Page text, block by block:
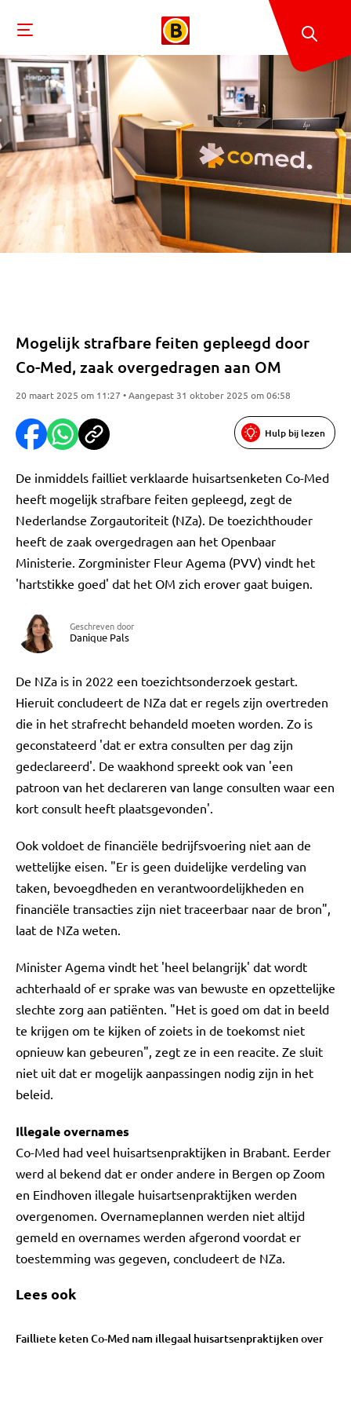
Mogelijk strafbare feiten gepleegd door
Co-Med, zaak overgedragen aan OM
20 maart 2025 om 11:27 • Aangepast 31 oktober 2025 om 06:58
Hulp bij lezen
De inmiddels failliet verklaarde huisartsenketen Co-Med
heeft mogelijk strafbare feiten gepleegd, zegt de
Nederlandse Zorgautoriteit (NZa). De toezichthouder
heeft de zaak overgedragen aan het Openbaar
Ministerie. Zorgminister Fleur Agema (PVV) vindt het
'hartstikke goed' dat het OM zich erover gaat buigen.
Geschreven door
Danique Pals
De NZa is in 2022 een toezichtsonderzoek gestart.
Hieruit concludeert de NZa dat er regels zijn overtreden
die in het strafrecht behandeld moeten worden. Zo is
geconstateerd 'dat er extra consulten per dag zijn
gedeclareerd'. De waakhond spreekt ook van 'een
patroon van het declareren van lange consulten waar een
kort consult heeft plaatsgevonden'.
Ook voldoet de financiële bedrijfsvoering niet aan de
wettelijke eisen. "Er is geen duidelijke verdeling van
taken, bevoegdheden en verantwoordelijkheden en
financiële transacties zijn niet traceerbaar naar de bron",
laat de NZa weten.
Minister Agema vindt het 'heel belangrijk' dat wordt
achterhaald of er sprake was van bewuste en opzettelijke
slechte zorg aan patiënten. "Het is goed om dat in beeld
te krijgen om te kijken of zoiets in de toekomst niet
opnieuw kan gebeuren", zegt ze in een reacite. Ze sluit
niet uit dat er mogelijk aanpassingen nodig zijn in het
beleid.
Illegale overnames
Co-Med had veel huisartsenpraktijken in Brabant. Eerder
werd al bekend dat er onder andere in Bergen op Zoom
en Eindhoven illegale huisartsenpraktijken werden
overgenomen. Overnameplannen werden niet altijd
gemeld en overnames werden afgerond voordat er
toestemming was gegeven, concludeert de NZa.
Lees ook
Failliete keten Co-Med nam illegaal huisartsenpraktijken over